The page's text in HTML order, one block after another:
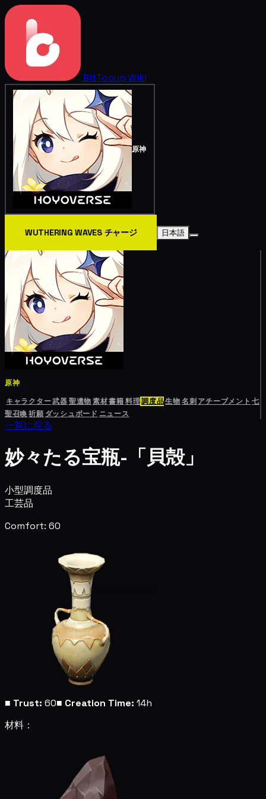
BitTopup Wiki
原神
WUTHERING WAVES チャージ 日本語
原神
キャラクター武器聖遺物素材書籍料理調度品生物名刺 アチーブメント 七
聖召喚祈願 ダッシュボード ニュース
一覧に戻る
妙々たる宝瓶-「貝殻」
小型調度品
工芸品
Comfort: 60
■ Trust: 60■ Creation Time: 14h
材料：